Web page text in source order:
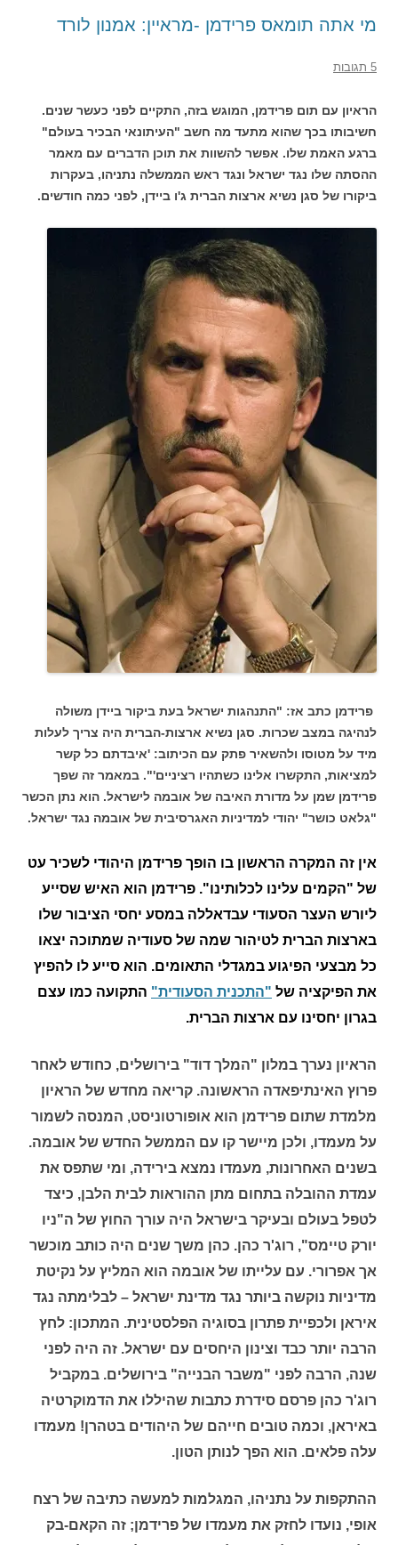
מי אתה תומאס פרידמן -מראיין: אמנון לורד
5 תגובות
הראיון עם תום פרידמן, המוגש בזה, התקיים לפני כעשר שנים.
חשיבותו בכך שהוא מתעד מה חשב "העיתונאי הבכיר בעולם"
ברגע האמת שלו. אפשר להשוות את תוכן הדברים עם מאמר
ההסתה שלו נגד ישראל ונגד ראש הממשלה נתניהו, בעקרות
ביקורו של סגן נשיא ארצות הברית ג'ו ביידן, לפני כמה חודשים.
פרידמן כתב אז: "התנהגות ישראל בעת ביקור ביידן משולה
לנהיגה במצב שכרות. סגן נשיא ארצות-הברית היה צריך לעלות
מיד על מטוסו ולהשאיר פתק עם הכיתוב: 'איבדתם כל קשר
למציאות, התקשרו אלינו כשתהיו רציניים'". במאמר זה שפך
פרידמן שמן על מדורת האיבה של אובמה לישראל. הוא נתן הכשר
"גלאט כושר" יהודי למדיניות האגרסיבית של אובמה נגד ישראל.
אין זה המקרה הראשון בו הופך פרידמן היהודי לשכיר עט
של "הקמים עלינו לכלותינו". פרידמן הוא האיש שסייע
ליורש העצר הסעודי עבדאללה במסע יחסי הציבור שלו
בארצות הברית לטיהור שמה של סעודיה שמתוכה יצאו
כל מבצעי הפיגוע במגדלי התאומים. הוא סייע לו להפיץ
את הפיקציה של "התכנית הסעודית" התקועה כמו עצם
בגרון יחסינו עם ארצות הברית.
הראיון נערך במלון "המלך דוד" בירושלים, כחודש לאחר
פרוץ האינתיפאדה הראשונה. קריאה מחדש של הראיון
מלמדת שתום פרידמן הוא אופורטוניסט, המנסה לשמור
על מעמדו, ולכן מיישר קו עם הממשל החדש של אובמה.
בשנים האחרונות, מעמדו נמצא בירידה, ומי שתפס את
עמדת ההובלה בתחום מתן ההוראות לבית הלבן, כיצד
לטפל בעולם ובעיקר בישראל היה עורך החוץ של ה"ניו
יורק טיימס", רוג'ר כהן. כהן משך שנים היה כותב מוכשר
אך אפרורי. עם עלייתו של אובמה הוא המליץ על נקיטת
מדיניות נוקשה ביותר נגד מדינת ישראל – לבלימתה נגד
איראן ולכפיית פתרון בסוגיה הפלסטינית. המתכון: לחץ
הרבה יותר כבד וצינון היחסים עם ישראל. זה היה לפני
שנה, הרבה לפני "משבר הבנייה" בירושלים. במקביל
רוג'ר כהן פרסם סידרת כתבות שהיללו את הדמוקרטיה
באיראן, וכמה טובים חייהם של היהודים בטהרן! מעמדו
עלה פלאים. הוא הפך לנותן הטון.
ההתקפות על נתניהו, המגלמות למעשה כתיבה של רצח
אופי, נועדו לחזק את מעמדו של פרידמן; זה הקאם-בק